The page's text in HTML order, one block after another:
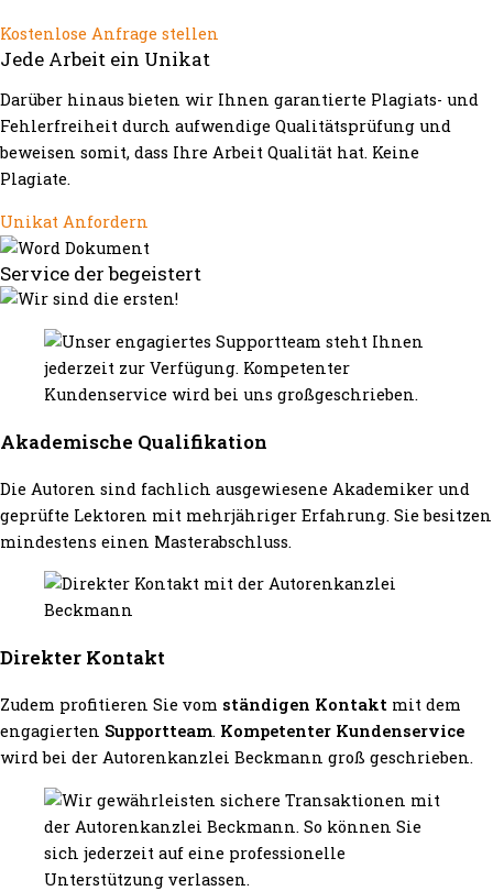
Kostenlose Anfrage stellen
Jede Arbeit ein Unikat
Darüber hinaus bieten wir Ihnen garantierte Plagiats- und
Fehlerfreiheit durch aufwendige Qualitätsprüfung und
beweisen somit, dass Ihre Arbeit Qualität hat. Keine
Plagiate.
Unikat Anfordern
Service der begeistert
Akademische Qualifikation
Die Autoren sind fachlich ausgewiesene Akademiker und
geprüfte Lektoren mit mehrjähriger Erfahrung. Sie besitzen
mindestens einen Masterabschluss.
Direkter Kontakt
Zudem profitieren Sie vom ständigen Kontakt mit dem
engagierten Supportteam. Kompetenter Kundenservice
wird bei der Autorenkanzlei Beckmann groß geschrieben.